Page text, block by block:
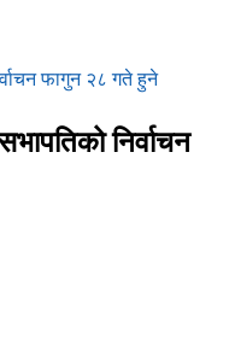
फागुन २८ गते हुने
निर्वाचन